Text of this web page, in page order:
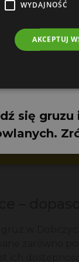
WYDAJNOŚĆ
AKCEPTUJ
się